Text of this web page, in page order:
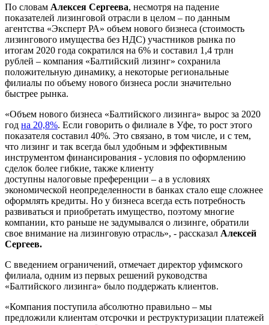
По словам Алексея Сергеева, несмотря на падение
показателей лизинговой отрасли в целом – по данным
агентства «Эксперт РА» объем нового бизнеса (стоимость
лизингового имущества без НДС) участников рынка по
итогам 2020 года сократился на 6% и составил 1,4 трлн
рублей – компания «Балтийский лизинг» сохранила
положительную динамику, а некоторые региональные
филиалы по объему нового бизнеса росли значительно
быстрее рынка.
«Объем нового бизнеса «Балтийского лизинга» вырос за 2020
год на 20,8%. Если говорить о филиале в Уфе, то рост этого
показателя составил 40%. Это связано, в том числе, и с тем,
что лизинг и так всегда был удобным и эффективным
инструментом финансирования - условия по оформлению
сделок более гибкие, также клиенту
доступны налоговые преференции – а в условиях
экономической неопределенности в банках стало еще сложнее
оформлять кредиты. Но у бизнеса всегда есть потребность
развиваться и приобретать имущество, поэтому многие
компании, кто раньше не задумывался о лизинге, обратили
свое внимание на лизинговую отрасль», - рассказал Алексей
Сергеев.
С введением ограничений, отмечает директор уфимского
филиала, одним из первых решений руководства
«Балтийского лизинга» было поддержать клиентов.
«Компания поступила абсолютно правильно – мы
предложили клиентам отсрочки и реструктуризации платежей